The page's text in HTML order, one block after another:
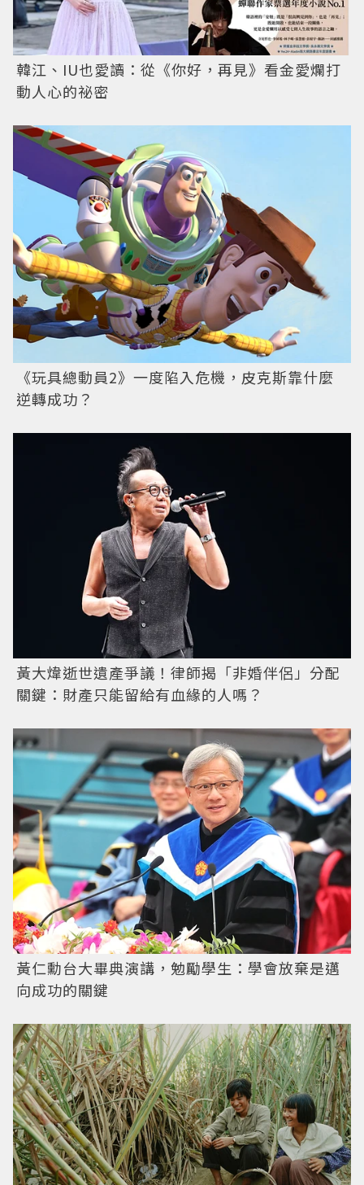
韓江、IU也愛讀：從《你好，再見》看金愛爛打
動人心的祕密
《玩具總動員2》一度陷入危機，皮克斯靠什麼
逆轉成功？
黃大煒逝世遺產爭議！律師揭「非婚伴侶」分配
關鍵：財產只能留給有血緣的人嗎？
黃仁勳台大畢典演講，勉勵學生：學會放棄是邁
向成功的關鍵